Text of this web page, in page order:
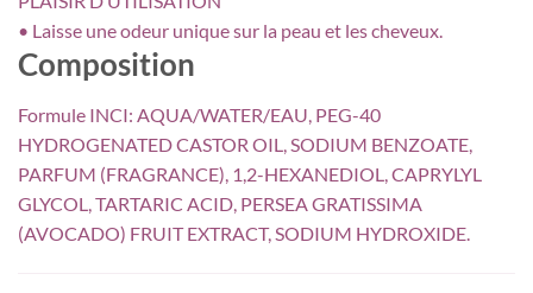
• Laisse une odeur unique sur la peau et les cheveux.
Composition
Formule INCI: AQUA/WATER/EAU, PEG-40
HYDROGENATED CASTOR OIL, SODIUM BENZOATE,
PARFUM (FRAGRANCE), 1,2-HEXANEDIOL, CAPRYLYL
GLYCOL, TARTARIC ACID, PERSEA GRATISSIMA
(AVOCADO) FRUIT EXTRACT, SODIUM HYDROXIDE.